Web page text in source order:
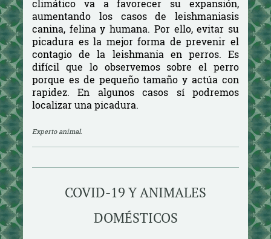
climático va a favorecer su expansión,
aumentando los casos de leishmaniasis
canina, felina y humana. Por ello, evitar su
picadura es la mejor forma de prevenir el
contagio de la leishmania en perros. Es
difícil que lo observemos sobre el perro
porque es de pequeño tamaño y actúa con
rapidez. En algunos casos sí podremos
localizar una picadura.
Experto animal.
COVID-19 Y ANIMALES
DOMÉSTICOS